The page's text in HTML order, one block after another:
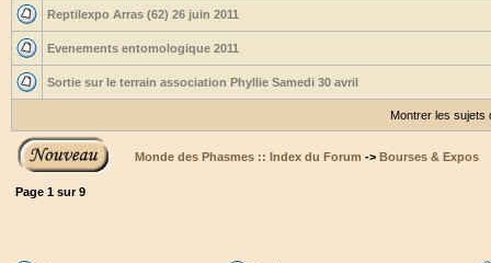
Reptilexpo Arras (62) 26 juin 2011
Evenements entomologique 2011
Sortie sur le terrain association Phyllie Samedi 30 avril
Montrer les sujets
Monde des Phasmes :: Index du Forum -> Bourses & Expos
Page 1 sur9